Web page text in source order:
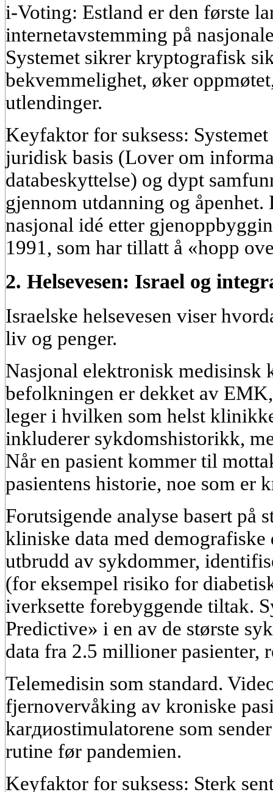
i-Voting: Estland er den første
internetavstemming på
Systemet sikrer kryptografisk
bekvemmelighet, øker
utlendinger.
Keyfaktor for suksess:
juridisk basis (Lover om
databeskyttelse) og dypt
gjennom utdanning og
nasjonal idé etter
1991, som har tillatt å «hopp
2. Helsevesen: Israel og
Israelske helsevesen viser
liv og penger.
Nasjonal elektronisk
befolkningen er dekket av
leger i hvilken som helst
inkluderer sykdomshistorikk,
Når en pasient kommer til
pasientens historie, noe som er
Forutsigende analyse basert på
kliniske data med
utbrudd av sykdommer,
(for eksempel risiko for
iverksette forebyggende tiltak.
Predictive» i en av de største
data fra 2.5 millioner pasienter,
Telemedisin som standard.
fjernovervåking av kroniske
karдиostimulatorene som
rutine før pandemien.
Keyfaktor for suksess: Sterk